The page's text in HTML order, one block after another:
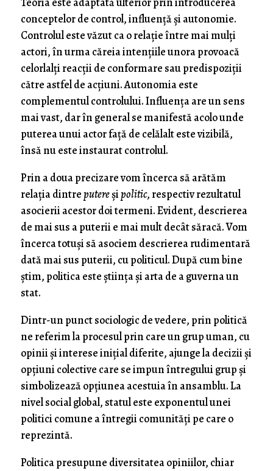
conceptelor de control, influenţă şi autonomie.
Controlul este văzut ca o relaţie între mai mulţi
actori, în urma căreia intenţiile unora provoacă
celorlalţi reacţii de conformare sau predispoziţii
către astfel de acţiuni. Autonomia este
complementul controlului. Influenţa are un sens
mai vast, dar în general se manifestă acolo unde
puterea unui actor faţă de celălalt este vizibilă,
însă nu este instaurat controlul.
Prin a doua precizare vom încerca să arătăm
relaţia dintreputereşipolitic, respectiv rezultatul
asocierii acestor doi termeni. Evident, descrierea
de mai sus a puterii e mai mult decât săracă. Vom
încerca totuşi să asociem descrierea rudimentară
dată mai sus puterii, cu politicul. După cum bine
ştim, politica este ştiinţa şi arta de a guverna un
stat.
Dintr-un punct sociologic de vedere, prin politică
ne referim la procesul prin care un grup uman, cu
opinii şi interese iniţial diferite, ajunge la decizii şi
opţiuni colective care se impun întregului grup şi
simbolizează opţiunea acestuia în ansamblu. La
nivel social global, statul este exponentul unei
politici comune a întregii comunităţi pe care o
reprezintă.
Politica presupune diversitatea opiniilor, chiar